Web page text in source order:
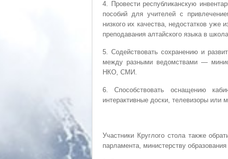
4. Провести республиканскую
пособий для учителей с
низкого их качества, недостатков
преподавания алтайского языка в
5. Содействовать сохранению и
между разными ведомствами —
НКО, СМИ.
6. Способствовать оснащению
интерактивные доски, телевизоры или
Участники Круглого стола также
парламента, министерству